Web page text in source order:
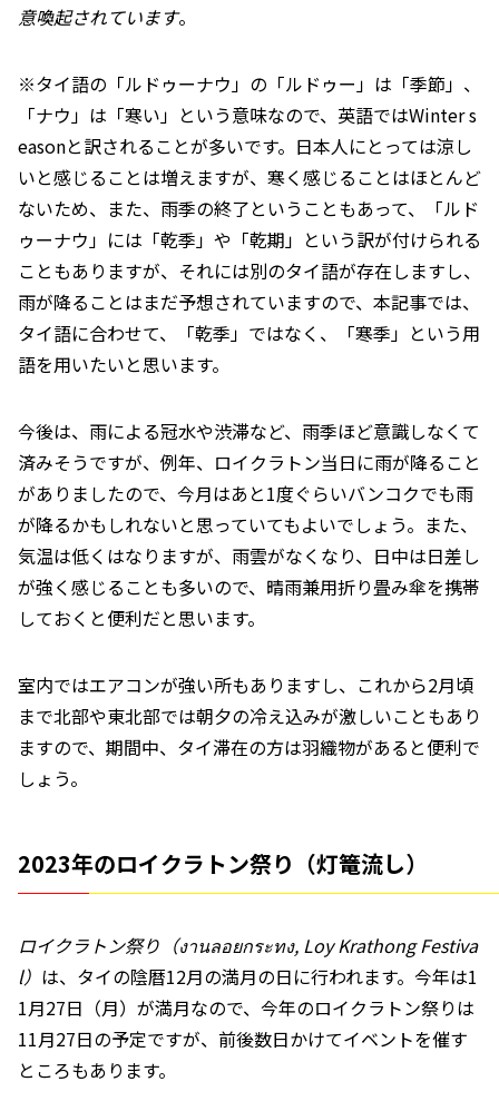
意喚起されています。
※タイ語の「ルドゥーナウ」の「ルドゥー」は「季節」、
「ナウ」は「寒い」という意味なので、英語ではWinter s
easonと訳されることが多いです。日本人にとっては涼し
いと感じることは増えますが、寒く感じることはほとんど
ないため、また、雨季の終了ということもあって、「ルド
ゥーナウ」には「乾季」や「乾期」という訳が付けられる
こともありますが、それには別のタイ語が存在しますし、
雨が降ることはまだ予想されていますので、本記事では、
タイ語に合わせて、「乾季」ではなく、「寒季」という用
語を用いたいと思います。
今後は、雨による冠水や渋滞など、雨季ほど意識しなくて
済みそうですが、例年、ロイクラトン当日に雨が降ること
がありましたので、今月はあと1度ぐらいバンコクでも雨
が降るかもしれないと思っていてもよいでしょう。また、
気温は低くはなりますが、雨雲がなくなり、日中は日差し
が強く感じることも多いので、晴雨兼用折り畳み傘を携帯
しておくと便利だと思います。
室内ではエアコンが強い所もありますし、これから2月頃
まで北部や東北部では朝夕の冷え込みが激しいこともあり
ますので、期間中、タイ滞在の方は羽織物があると便利で
しょう。
2023年のロイクラトン祭り（灯篭流し）
ロイクラトン祭り（งานลอยกระทง, Loy Krathong Festiva
l） は、タイの陰暦12月の満月の日に行われます。今年は1
1月27日（月）が満月なので、今年のロイクラトン祭りは
11月27日の予定ですが、前後数日かけてイベントを催す
ところもあります。